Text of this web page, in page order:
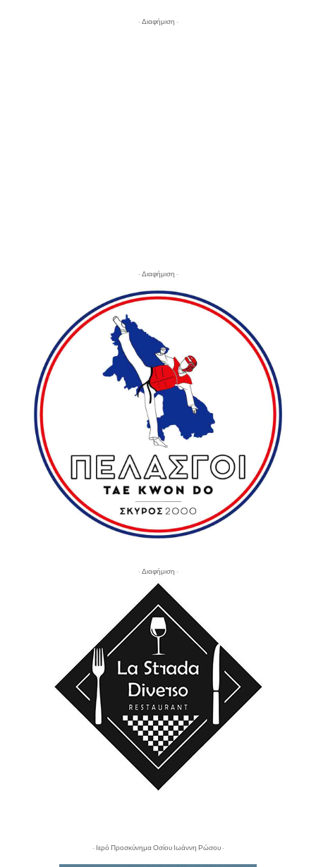
- Διαφήμιση -
- Διαφήμιση -
- Διαφήμιση -
- Ιερό Προσκύνημα Οσίου Ιωάννη Ρώσου -